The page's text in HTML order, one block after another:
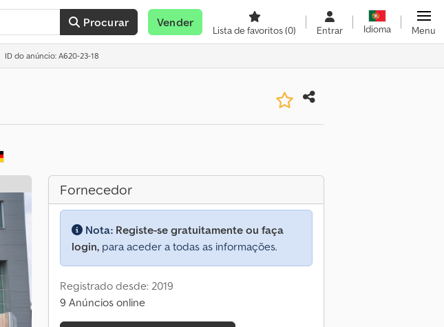
Procurar Vender
Lista de favoritos(0) Entrar Idioma Menu
ID do anúncio: A620-23-18
Fornecedor
Nota: Registe-se gratuitamente ou faça
login, para aceder a todas as informações.
Registrado desde: 2019
9 Anúncios online